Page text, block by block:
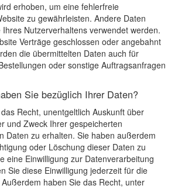
erhoben, um eine fehlerfreie
zu gewährleisten. Andere Daten
Nutzerverhaltens verwendet werden.
Verträge geschlossen oder angebahnt
die übermittelten Daten auch für
oder sonstige Auftragsanfragen
Sie bezüglich Ihrer Daten?
Recht, unentgeltlich Auskunft über
und Zweck Ihrer gespeicherten
Daten zu erhalten. Sie haben außerdem
oder Löschung dieser Daten zu
eine Einwilligung zur Datenverarbeitung
Sie diese Einwilligung jederzeit für die
haben Sie das Recht, unter